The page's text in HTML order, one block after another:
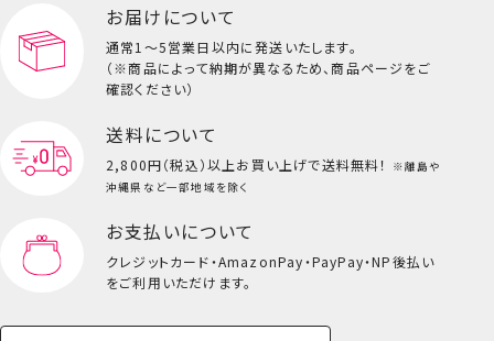
ビューティーコスメ一覧を見る
キッズ一覧を見る
お届けについて
通常1～5営業日以内に発送いたします。
（※商品によって納期が異なるため、商品ページをご
確認ください）
送料について
2,800円（税込）以上お買い上げで送料無料！
※離島や
沖縄県など一部地域を除く
お支払いについて
クレジットカード・AmazonPay・PayPay・NP後払い
をご利用いただけます。